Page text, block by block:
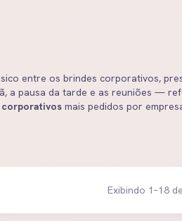
entre os brindes corporativos,
a pausa da tarde e as reuniões —
corporativos mais pedidos por
Exibindo 1–18